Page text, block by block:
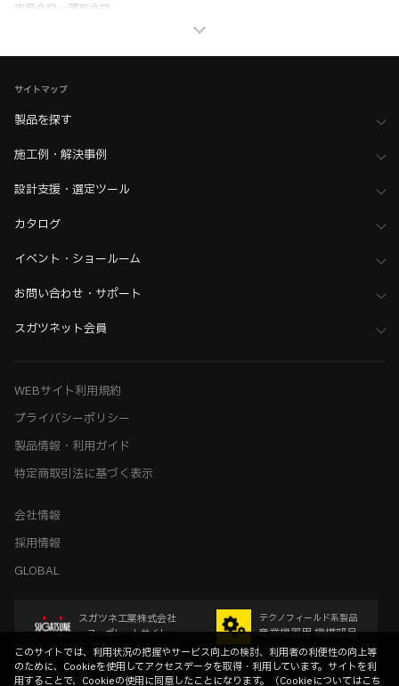
家具金物・建築金物
その他（格納ベッド・装飾パネル・ベアリングなど）
>
その他（格納ベッド・装飾パネル・ベアリングなど）
>
全て（格納ベッド・手すり・汎用品）
サイトマップ
製品を探す
施工例・解決事例
設計支援・選定ツール
カタログ
イベント・ショールーム
お問い合わせ・サポート
スガツネット会員
WEBサイト利用規約
プライバシーポリシー
製品情報・利用ガイド
特定商取引法に基づく表示
会社情報
採用情報
GLOBAL
スガツネ工業株式会社
コーポレートサイト
テクノフィールド系製品
産業機器用 機構部品
このサイトでは、利用状況の把握やサービス向上の検討、利用者の利便性の向上等
のために、Cookieを使用してアクセスデータを取得・利用しています。サイトを利
用することで、Cookieの使用に同意したことになります。（Cookieについてはこち